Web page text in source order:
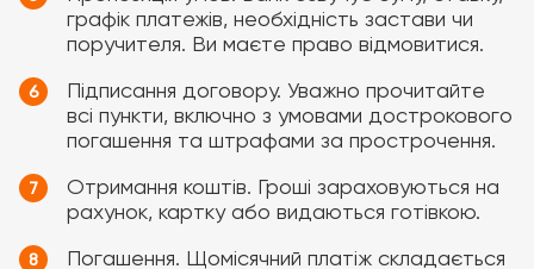
графік платежів, необхідність застави чи
поручителя. Ви маєте право відмовитися.
Підписання договору. Уважно прочитайте
всі пункти, включно з умовами дострокового
погашення та штрафами за прострочення.
Отримання коштів. Гроші зараховуються на
рахунок, картку або видаються готівкою.
Погашення. Щомісячний платіж складається